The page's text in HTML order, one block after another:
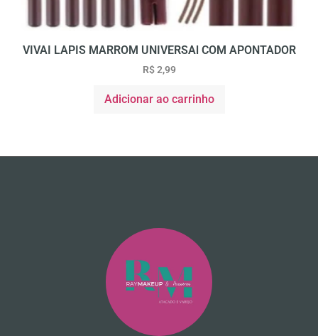
VIVAI LAPIS MARROM UNIVERSAl COM APONTADOR
R$2,99
Adicionar ao carrinho